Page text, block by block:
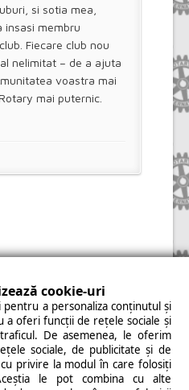
si sotia mea,
insasi membru
Fiecare club nou
nelimitat – de a ajuta
voastra mai
mai puternic.
dePMAINFO|Modificare
cookie-uri
pentru a personaliza conținutul și
a oferi funcții de rețele sociale și
De asemenea, le oferim
sociale, de publicitate și de
privire la modul în care folosiți
le pot combina cu alte